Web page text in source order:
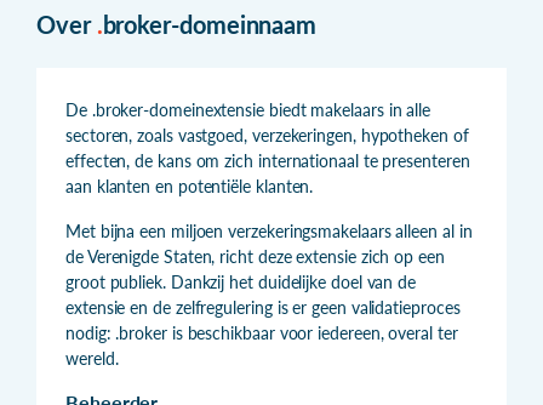
Over .broker-domeinnaam
De .broker-domeinextensie biedt makelaars in alle
sectoren, zoals vastgoed, verzekeringen, hypotheken of
effecten, de kans om zich internationaal te presenteren
aan klanten en potentiële klanten.
Met bijna een miljoen verzekeringsmakelaars alleen al in
de Verenigde Staten, richt deze extensie zich op een
groot publiek. Dankzij het duidelijke doel van de
extensie en de zelfregulering is er geen validatieproces
nodig: .broker is beschikbaar voor iedereen, overal ter
wereld.